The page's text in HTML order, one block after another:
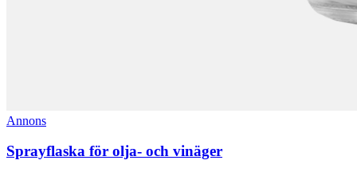
Annons
Sprayflaska för olja- och vinäger